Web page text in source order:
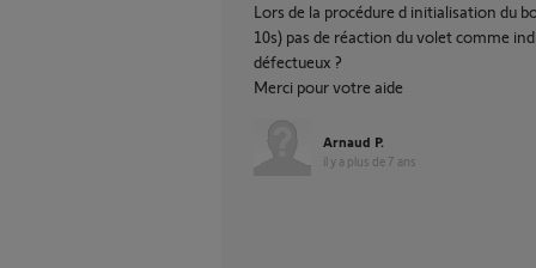
Lors de la procédure d initialisation du
10s) pas de réaction du volet comme
défectueux ?
Merci pour votre aide
Arnaud P.
il y a plus de 7 ans